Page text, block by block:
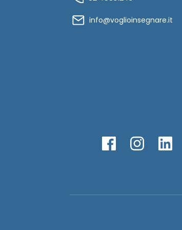
info@voglioinsegnare.it